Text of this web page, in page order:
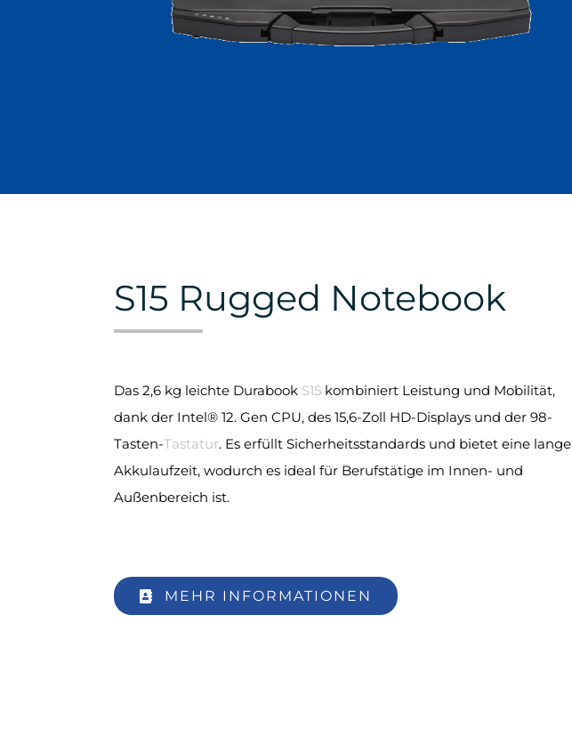
S15 Rugged Notebook
Das 2,6 kg leichte Durabook S15 kombiniert Leistung und Mobilität,
dank der Intel® 12. Gen CPU, des 15,6-Zoll HD-Displays und der 98-
Tasten-Tastatur. Es erfüllt Sicherheitsstandards und bietet eine lange
Akkulaufzeit, wodurch es ideal für Berufstätige im Innen- und
Außenbereich ist.
MEHR INFORMATIONEN